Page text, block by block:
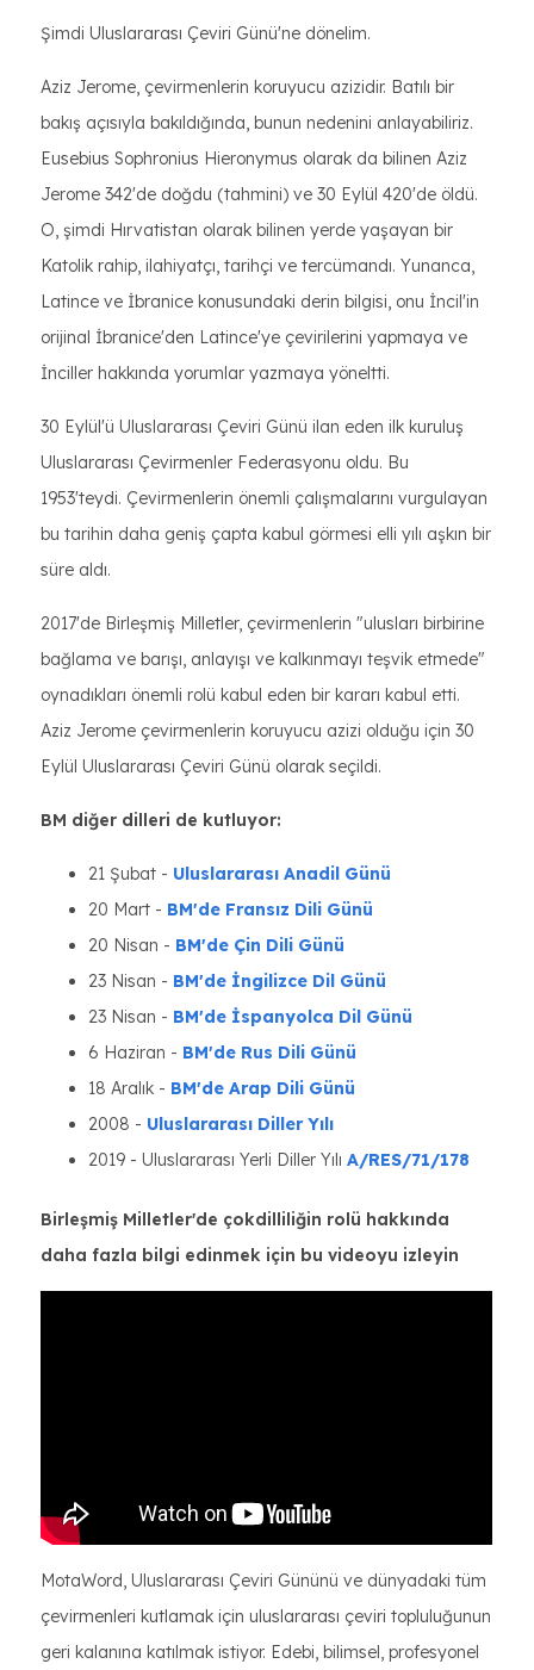
Şimdi Uluslararası Çeviri Günü'ne dönelim.
Aziz Jerome, çevirmenlerin koruyucu azizidir. Batılı bir
bakış açısıyla bakıldığında, bunun nedenini anlayabiliriz.
Eusebius Sophronius Hieronymus olarak da bilinen Aziz
Jerome 342'de doğdu (tahmini) ve 30 Eylül 420'de öldü.
O, şimdi Hırvatistan olarak bilinen yerde yaşayan bir
Katolik rahip, ilahiyatçı, tarihçi ve tercümandı. Yunanca,
Latince ve İbranice konusundaki derin bilgisi, onu İncil'in
orijinal İbranice'den Latince'ye çevirilerini yapmaya ve
İnciller hakkında yorumlar yazmaya yöneltti.
30 Eylül'ü Uluslararası Çeviri Günü ilan eden ilk kuruluş
Uluslararası Çevirmenler Federasyonu oldu. Bu
1953'teydi. Çevirmenlerin önemli çalışmalarını vurgulayan
bu tarihin daha geniş çapta kabul görmesi elli yılı aşkın bir
süre aldı.
2017'de Birleşmiş Milletler, çevirmenlerin "ulusları birbirine
bağlama ve barışı, anlayışı ve kalkınmayı teşvik etmede"
oynadıkları önemli rolü kabul eden bir kararı kabul etti.
Aziz Jerome çevirmenlerin koruyucu azizi olduğu için 30
Eylül Uluslararası Çeviri Günü olarak seçildi.
BM diğer dilleri de kutluyor:
21 Şubat - Uluslararası Anadil Günü
20 Mart - BM'de Fransız Dili Günü
20 Nisan - BM'de Çin Dili Günü
23 Nisan - BM'de İngilizce Dil Günü
23 Nisan - BM'de İspanyolca Dil Günü
6 Haziran - BM'de Rus Dili Günü
18 Aralık - BM'de Arap Dili Günü
2008 - Uluslararası Diller Yılı
2019 - Uluslararası Yerli Diller Yılı A/RES/71/178
Birleşmiş Milletler'de çokdilliliğin rolü hakkında
daha fazla bilgi edinmek için bu videoyu izleyin
MotaWord, Uluslararası Çeviri Gününü ve dünyadaki tüm
çevirmenleri kutlamak için uluslararası çeviri topluluğunun
geri kalanına katılmak istiyor. Edebi, bilimsel, profesyonel